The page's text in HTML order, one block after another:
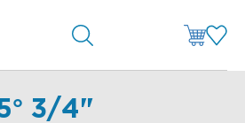
3/4"